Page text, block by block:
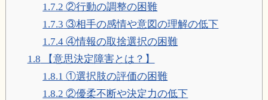
1.7.2 ②行動の調整の困難
1.7.3 ③相手の感情や意図の理解の低下
1.7.4 ④情報の取捨選択の困難
1.8 【意思決定障害とは？】
1.8.1 ①選択肢の評価の困難
1.8.2 ②優柔不断や決定力の低下